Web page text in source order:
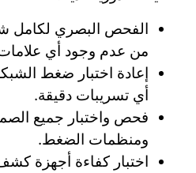
الفحص البصري لكامل
من عدم وجود أي
إعادة اختبار ضغط
أي تسريبات دقيقة.
فحص واختبار جميع
ومنظمات الضغط.
اختبار كفاءة أجهزة